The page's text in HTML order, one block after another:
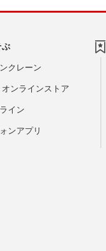
ぶ
クレーン
ンラインストア
イン
ンアプリ